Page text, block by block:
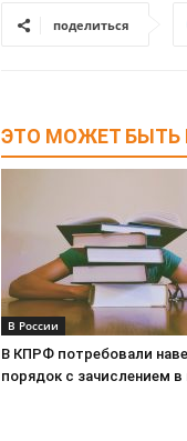
поделиться
ЭТО МОЖЕТ БЫТЬ
В России
В КПРФ потребовали
порядок с зачислением в